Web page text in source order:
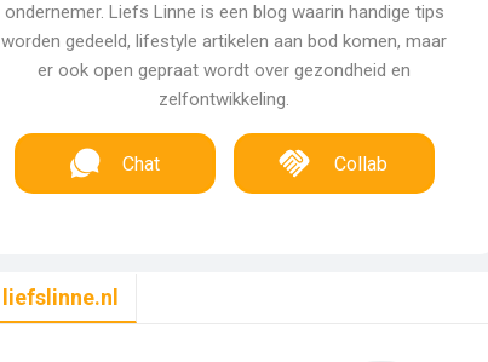
ondernemer. Liefs Linne is een blog waarin handige tips
worden gedeeld, lifestyle artikelen aan bod komen, maar
er ook open gepraat wordt over gezondheid en
zelfontwikkeling.
Chat Collab
liefslinne.nl